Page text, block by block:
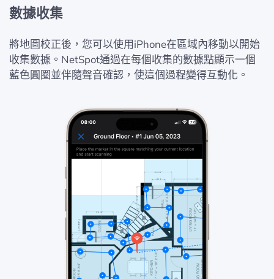
數據收集
將地圖校正後，您可以使用iPhone在區域內移動以開始
收集數據。NetSpot通過在每個收集的數據點顯示一個
藍色圓圈並伴隨聲音確認，使這個過程變得互動化。